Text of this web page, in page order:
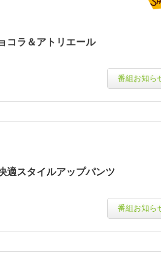
コラ＆アトリエール
番組お知ら
スタイルアップパンツ
番組お知ら